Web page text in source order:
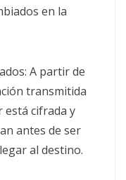
en la
A partir de
transmitida
está cifrada y
antes de ser
al destino.